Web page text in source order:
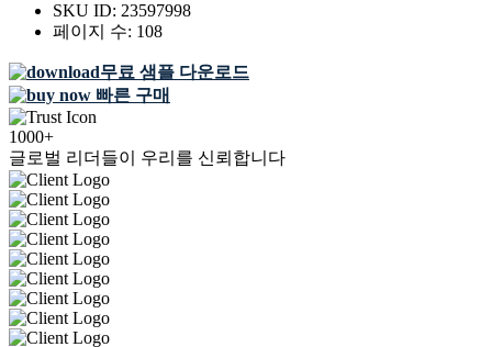
SKU ID: 23597998
페이지 수: 108
무료 샘플 다운로드
빠른 구매
1000+
글로벌 리더들이 우리를 신뢰합니다